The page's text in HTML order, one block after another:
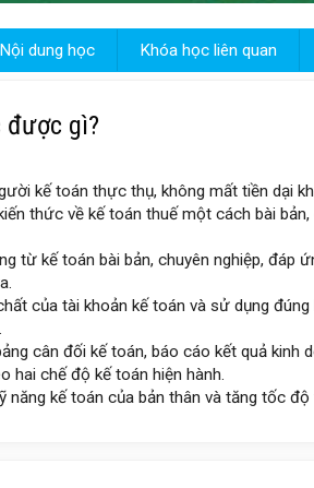
Nội dung học Khóa học liên quan
được gì?
kế toán thực thụ, không mất tiền dại
thức về kế toán thuế một cách bài
từ kế toán bài bản, chuyên nghiệp, đáp
của tài khoản kế toán và sử dụng
cân đối kế toán, báo cáo kết quả kinh
hai chế độ kế toán hiện hành.
năng kế toán của bản thân và tăng tốc